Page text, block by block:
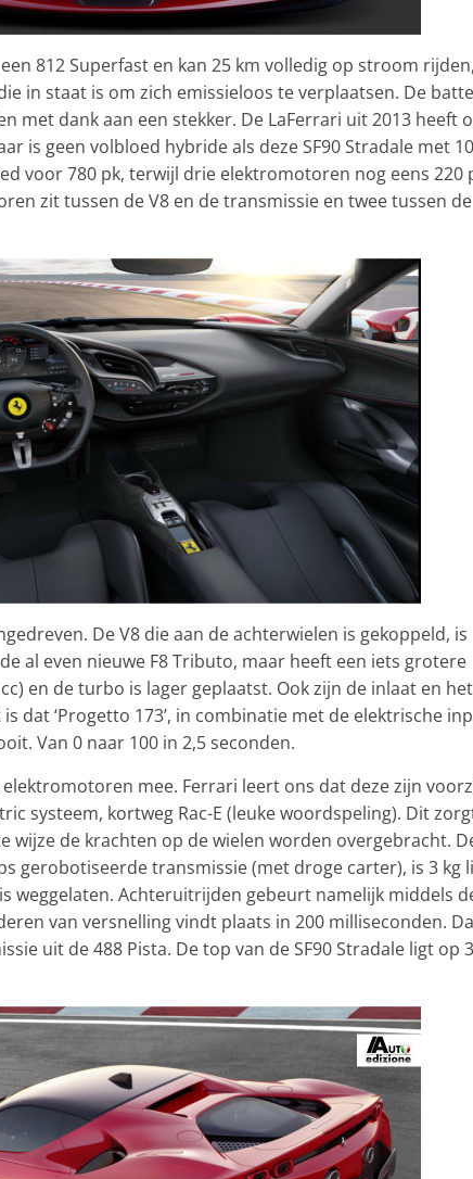
een 812 Superfast en kan 25 km volledig op stroom rijden,
in staat is om zich emissieloos te verplaatsen. De
met dank aan een stekker. De LaFerrari uit 2013 heeft
is geen volbloed hybride als deze SF90 Stradale met
voor 780 pk, terwijl drie elektromotoren nog eens 220
zit tussen de V8 en de transmissie en twee tussen de
De V8 die aan de achterwielen is gekoppeld, is
al even nieuwe F8 Tributo, maar heeft een iets grotere
en de turbo is lager geplaatst. Ook zijn de inlaat en het
dat ‘Progetto 173’, in combinatie met de elektrische
Van 0 naar 100 in 2,5 seconden.
mee. Ferrari leert ons dat deze zijn
systeem, kortweg Rac-E (leuke woordspeling). Dit
wijze de krachten op de wielen worden overgebracht.
gerobotiseerde transmissie (met droge carter), is 3 kg
weggelaten. Achteruitrijden gebeurt namelijk middels
van versnelling vindt plaats in 200 milliseconden.
uit de 488 Pista. De top van de SF90 Stradale ligt op